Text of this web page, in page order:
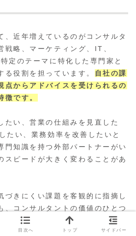
、近年増えているのがコンサルタ
戦略、マーケティング、IT、
定のテーマに特化した専門家と
る役割を担っています。
自社の課
点からアドバイスを受けられるの
徴です。
たい、営業の仕組みを見直した
たい、業務効率を改善したいと
門知識を持つ外部パートナーがい
スピードが大きく変わることがあ
づきにくい課題を客観的に指摘し
、コンサルタントの価値のひとつ
では議論が進まないテーマでも、
とで整理が進むケースも少なくあ
目次へ トップ サイドバー